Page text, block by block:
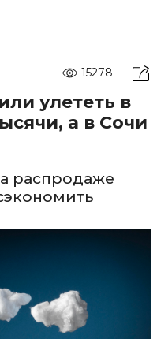
15278
улететь в
а в Сочи
распродаже